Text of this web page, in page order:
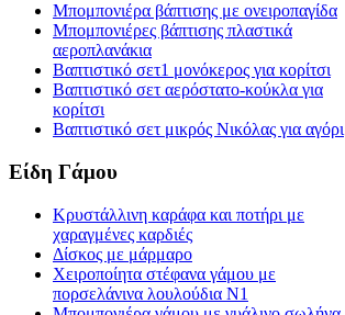
Μπομπονιέρα βάπτισης με ονειροπαγίδα
Μπομπονιέρες βάπτισης πλαστικά
αεροπλανάκια
Βαπτιστικό σετ1 μονόκερος για κορίτσι
Βαπτιστικό σετ αερόστατο-κούκλα για
κορίτσι
Βαπτιστικό σετ μικρός Νικόλας για αγόρι
Είδη Γάμου
Κρυστάλλινη καράφα και ποτήρι με
χαραγμένες καρδιές
Δίσκος με μάρμαρο
Χειροποίητα στέφανα γάμου με
πορσελάνινα λουλούδια Ν1